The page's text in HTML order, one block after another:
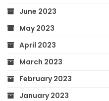
June 2023
May 2023
April 2023
March 2023
February 2023
January 2023